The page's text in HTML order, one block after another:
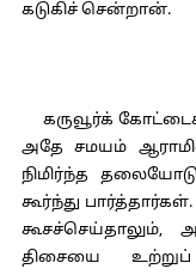
கடுகிச் சென்றான்.
கருவூர்க்
அதே சமயம்
நிமிர்ந்த
கூர்ந்து
கூசச்செய்தாலும்,
திசையை